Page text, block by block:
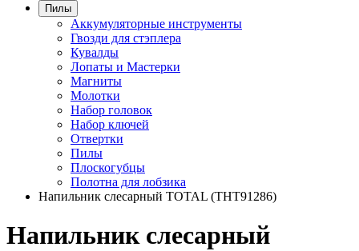
Пилы
Аккумуляторные инструменты
Гвозди для стэплера
Кувалды
Лопаты и Мастерки
Магниты
Молотки
Набор головок
Набор ключей
Отвертки
Пилы
Плоскогубцы
Полотна для лобзика
Напильник слесарный TOTAL (THT91286)
Напильник слесарный